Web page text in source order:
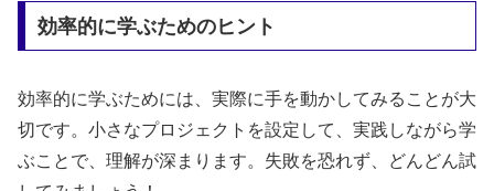
効率的に学ぶためのヒント
効率的に学ぶためには、実際に手を動かしてみることが大
切です。小さなプロジェクトを設定して、実践しながら学
ぶことで、理解が深まります。失敗を恐れず、どんどん試